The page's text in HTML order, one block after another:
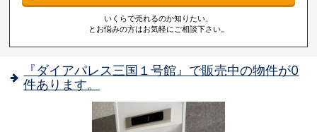
いくらで売れるのか知りたい、
とお悩みの方はお気軽にご相談下さい。
『ダイアパレス三国１号館』で販売中の物件が0
件あります。